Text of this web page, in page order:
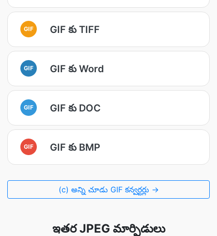
GIF GIF కు TIFF
GIF GIF కు Word
GIF GIF కు DOC
GIF GIF కు BMP
(c) అన్ని చూడు GIF కన్వర్టర్లు →
ఇతర JPEG మార్పిడులు